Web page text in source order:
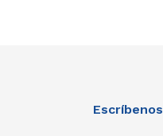
Escríbenos